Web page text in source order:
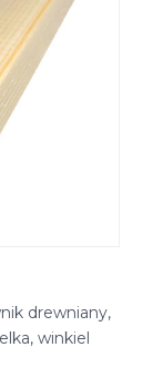
drewniany,
winkiel